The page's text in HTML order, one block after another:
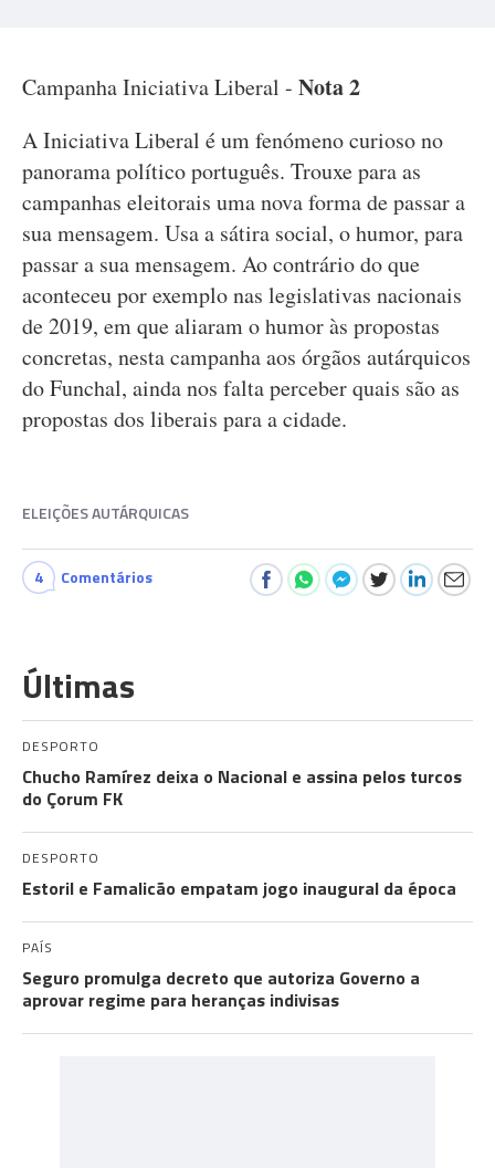
Campanha Iniciativa Liberal - Nota 2
A Iniciativa Liberal é um fenómeno curioso no
panorama político português. Trouxe para as
campanhas eleitorais uma nova forma de passar a
sua mensagem. Usa a sátira social, o humor, para
passar a sua mensagem. Ao contrário do que
aconteceu por exemplo nas legislativas nacionais
de 2019, em que aliaram o humor às propostas
concretas, nesta campanha aos órgãos autárquicos
do Funchal, ainda nos falta perceber quais são as
propostas dos liberais para a cidade.
ELEIÇÕES AUTÁRQUICAS
4 Comentários
Últimas
DESPORTO
Chucho Ramírez deixa o Nacional e assina pelos turcos
do Çorum FK
DESPORTO
Estoril e Famalicão empatam jogo inaugural da época
PAÍS
Seguro promulga decreto que autoriza Governo a
aprovar regime para heranças indivisas